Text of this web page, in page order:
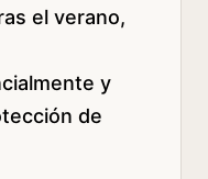
el verano,
y
de